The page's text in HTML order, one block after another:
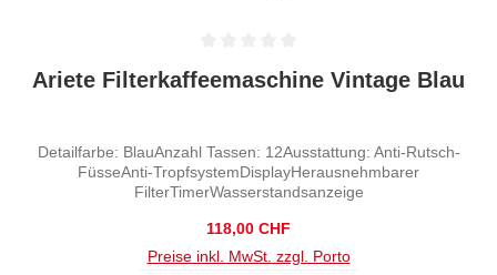
Durchschnittliche Bewertung von 0 von 5 Sternen
Ariete Filterkaffeemaschine Vintage Blau
Detailfarbe: BlauAnzahl Tassen: 12Ausstattung: Anti-Rutsch-
FüsseAnti-TropfsystemDisplayHerausnehmbarer
FilterTimerWasserstandsanzeige
Regulärer Preis:
118,00 CHF
Preise inkl. MwSt. zzgl. Porto